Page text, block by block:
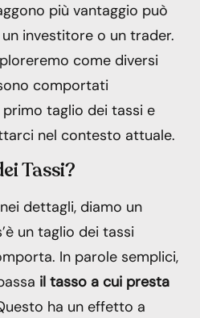
più vantaggio può
investitore o un trader.
come diversi
comportati
taglio dei tassi e
nel contesto attuale.
Tassi?
dettagli, diamo un
un taglio dei tassi
In parole semplici,
il tasso a cui presta
ha un effetto a